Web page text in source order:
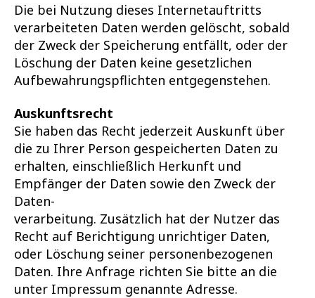
Die bei Nutzung dieses Internetauftritts
verarbeiteten Daten werden gelöscht, sobald
der Zweck der Speicherung entfällt, oder der
Löschung der Daten keine gesetzlichen
Aufbewahrungspflichten entgegenstehen.
Auskunftsrecht
Sie haben das Recht jederzeit Auskunft über
die zu Ihrer Person gespeicherten Daten zu
erhalten, einschließlich Herkunft und
Empfänger der Daten sowie den Zweck der
Daten-
verarbeitung. Zusätzlich hat der Nutzer das
Recht auf Berichtigung unrichtiger Daten,
oder Löschung seiner personenbezogenen
Daten. Ihre Anfrage richten Sie bitte an die
unter Impressum genannte Adresse.